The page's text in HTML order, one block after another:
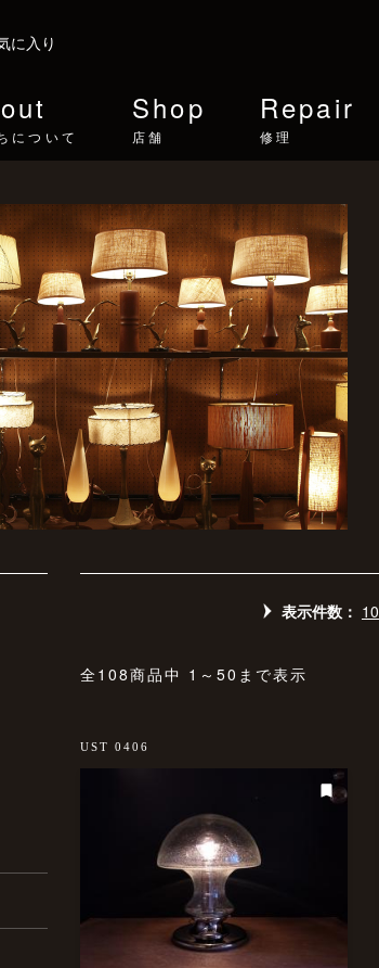
に入り
について
Shop
店舗
Repair
修理
表示件数： 10
全108商品中 1～50まで表示
UST 0406